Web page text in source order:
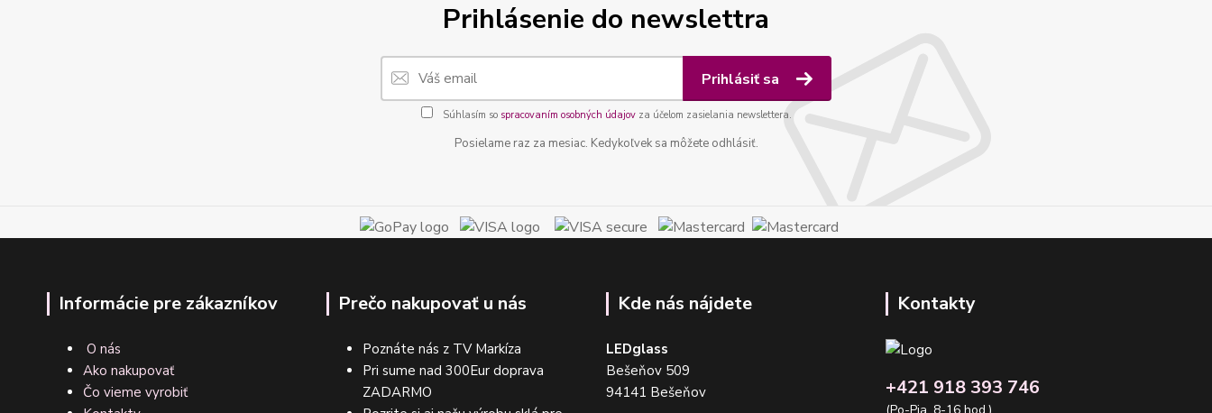
Prihlásenie do newslettra
Prihlásiť sa
Súhlasím so spracovaním osobných údajovza účelom zasielania newslettera.
Posielame raz za mesiac. Kedykoľvek sa môžete odhlásiť.
Informácie pre zákazníkov
O nás
Ako nakupovať
Čo vieme vyrobiť
Prečo nakupovať u nás
Poznáte nás z TV Markíza
Pri sume nad 300Eur doprava
ZADARMO
Kde nás nájdete
LEDglass
Bešeňov 509
94141 Bešeňov
Kontakty
+421 918 393 746